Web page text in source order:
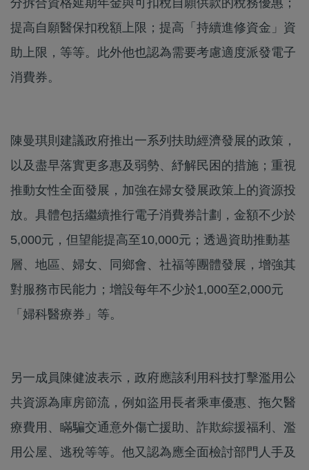
分拆合資格延期年金與可扣稅自願供款的稅務優惠；
提高自願醫保扣稅額上限；提高「持續進修資金」資
助上限，等等。此外他也認為需要考慮適度派發電子
消費券。
陳曼琪則建議政府推出一系列扶助經濟發展的政策，
以及盡早落實更多惠及弱勢、紓解民困的措施；重視
推動女性全面發展，加強在婦女發展政策上的資源投
放。具體包括繼續推行電子消費券計劃，金額不少於
5,000元，但望能提高至10,000元；透過資助推動基
層、地區、婦女、同鄉會、社福等團體發展，增強其
對服務市民能力；增設每年不少於1,000至2,000元
「婦科醫療券」等。
另一成員陳健波表示，政府應該利用科技打擊濫用公
共資源為庫房節流，例如盜用長者乘車優惠、拖欠醫
療費用、瞞騙交通意外傷亡援助、詐欺綜援福利、濫
用公屋、逃稅等等。他又認為應全面檢討部門人手及